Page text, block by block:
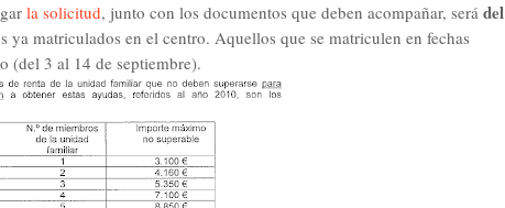
la solicitud, junto con los documentos que deben acompañar, será del
ya matriculados en el centro. Aquellos que se matriculen en fechas
(del 3 al 14 de septiembre).